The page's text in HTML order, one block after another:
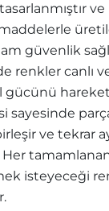
maddelerle
güvenlik
renkler canlı
gücünü
sayesinde
ve tekrar
isteyeceği